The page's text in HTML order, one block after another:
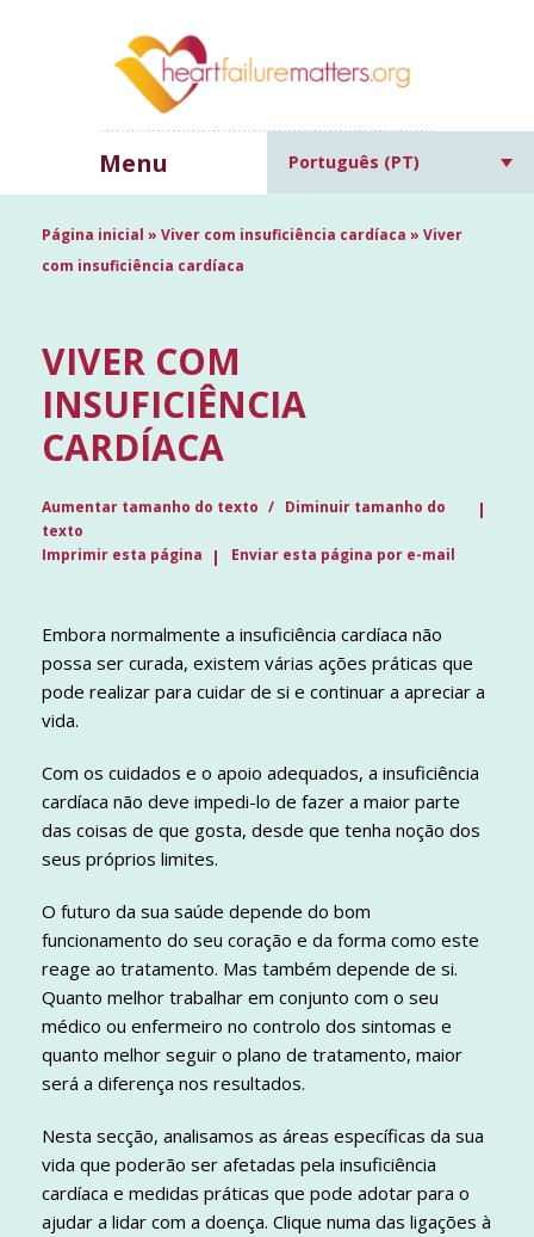
Menu Português (PT)
Página inicial » Viver com insuficiência cardíaca » Viver
com insuficiência cardíaca
VIVER COM
INSUFICIÊNCIA
CARDÍACA
Aumentar tamanho do texto
Diminuir tamanho do
texto
Imprimir esta página
Enviar esta página por e-mail
Embora normalmente a insuficiência cardíaca não
possa ser curada, existem várias ações práticas que
pode realizar para cuidar de si e continuar a apreciar a
vida.
Com os cuidados e o apoio adequados, a insuficiência
cardíaca não deve impedi-lo de fazer a maior parte
das coisas de que gosta, desde que tenha noção dos
seus próprios limites.
O futuro da sua saúde depende do bom
funcionamento do seu coração e da forma como este
reage ao tratamento. Mas também depende de si.
Quanto melhor trabalhar em conjunto com o seu
médico ou enfermeiro no controlo dos sintomas e
quanto melhor seguir o plano de tratamento, maior
será a diferença nos resultados.
Nesta secção, analisamos as áreas específicas da sua
vida que poderão ser afetadas pela insuficiência
cardíaca e medidas práticas que pode adotar para o
ajudar a lidar com a doença. Clique numa das ligações à